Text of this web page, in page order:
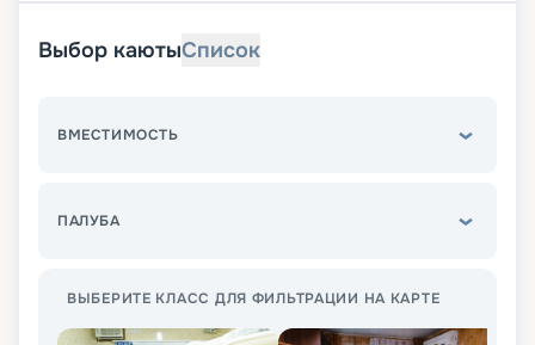
Выбор каютыСписок
ВМЕСТИМОСТЬ
ПАЛУБА
ВЫБЕРИТЕ КЛАСС ДЛЯ ФИЛЬТРАЦИИ НА КАРТЕ